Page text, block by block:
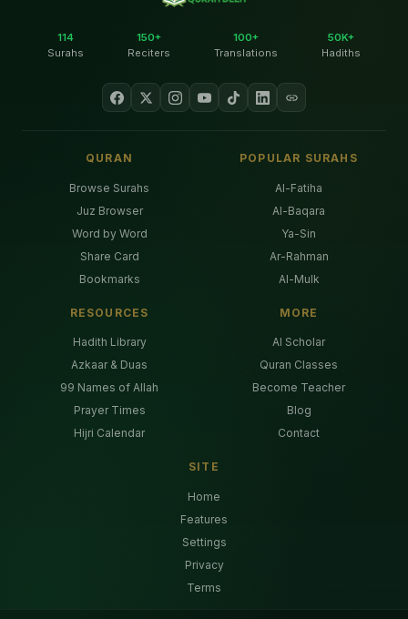
114
Surahs
150+
Reciters
100+
Translations
50K+
Hadiths
QURAN
Browse Surahs
Juz Browser
Word by Word
Share Card
Bookmarks
POPULAR SURAHS
Al-Fatiha
Al-Baqara
Ya-Sin
Ar-Rahman
Al-Mulk
RESOURCES
Hadith Library
Azkaar & Duas
99 Names of Allah
Prayer Times
Hijri Calendar
MORE
AI Scholar
Quran Classes
Become Teacher
Blog
Contact
SITE
Home
Features
Settings
Privacy
Terms